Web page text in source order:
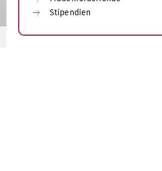
Stipendien